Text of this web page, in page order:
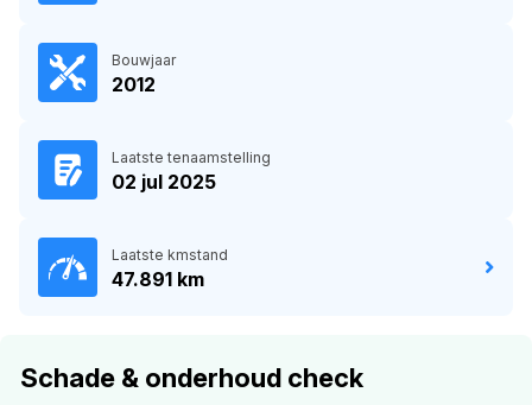
Bouwjaar
2012
Laatste tenaamstelling
02 jul 2025
Laatste kmstand
47.891 km
Schade & onderhoud check